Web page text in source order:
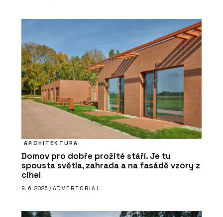
ARCHITEKTURA
Domov pro dobře prožité stáří. Je tu
spousta světla, zahrada a na fasádě vzory z
cihel
9. 6. 2026 / ADVERTORIAL